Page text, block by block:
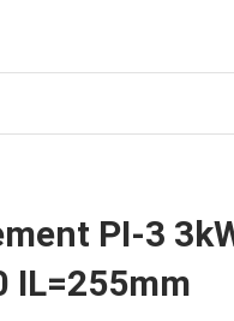
PI-3
IL=255mm